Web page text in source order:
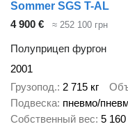
Sommer SGS T-AL
4 900 €
≈ 252 100 грн
Полуприцеп фургон
2001
Грузопод. 2 715 кг
Подвеска пневмо/
Собственный вес 5 160